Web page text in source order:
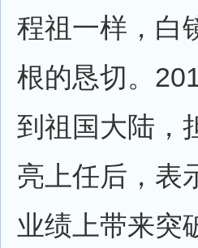
程祖一样，白
根的恳切。
到祖国大陆，
亮上任后，表
业绩上带来突